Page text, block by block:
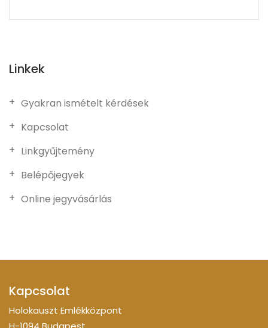
Linkek
Gyakran ismételt kérdések
Kapcsolat
Linkgyűjtemény
Belépőjegyek
Online jegyvásárlás
Kapcsolat
Holokauszt Emlékközpont